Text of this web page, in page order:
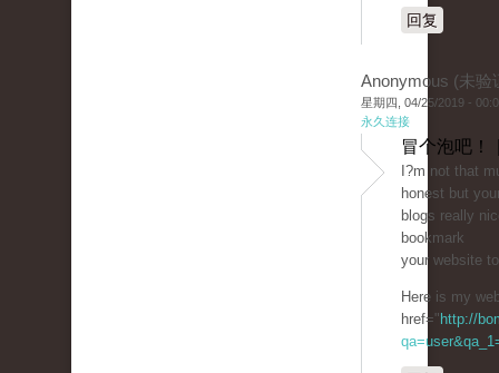
回复
Anonymous (未验
星期四, 04/25/2019 -
永久连接
冒个泡吧！
I?m not that
honest but
blogs really
bookmark
your website
Here is my
href=" http://